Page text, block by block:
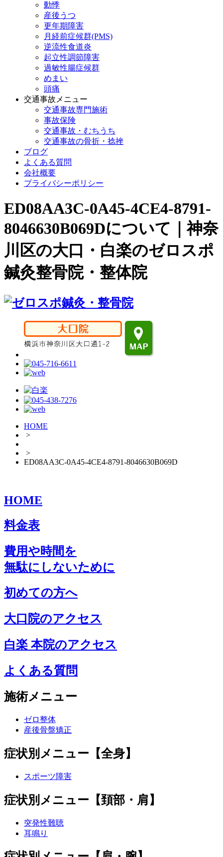
動悸
産後うつ
更年期障害
月経前症候群(PMS)
逆流性食道炎
起立性調節障害
過敏性腸症候群
めまい
頭痛
交通事故メニュー
交通事故専門施術
事故保険
交通事故・むちうち
交通事故の骨折・捻挫
ブログ
よくある質問
会社概要
プライバシーポリシー
ED08AA3C-0A45-4CE4-8791-
8046630B069Dについて｜神奈
川区の大口・白楽のゼロスポ
鍼灸整骨院・整体院
HOME
>
>
ED08AA3C-0A45-4CE4-8791-8046630B069D
HOME
料金表
費用や時間を
無駄にしないために
初めての方へ
大口院のアクセス
白楽 本院のアクセス
よくある質問
施術メニュー
ゼロ整体
産後骨盤矯正
症状別メニュー【全身】
スポーツ障害
症状別メニュー【頚部・肩】
突発性難聴
耳鳴り